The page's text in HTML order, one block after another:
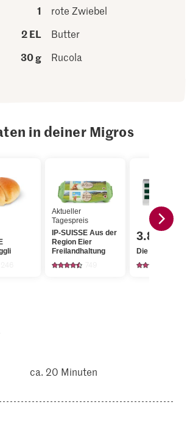
1
rote Zwiebel
2 EL
Butter
30 g
Rucola
in deiner Migros
Aktueller
Tagespreis
IP-SUISSE Aus der
Region Eier
Freilandhaltung
3.85
Die Butter
ca. 20 Minuten